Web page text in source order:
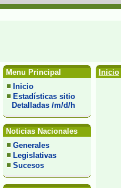
Menu Principal
Inicio
Estadísticas sitio
Detalladas /m/d/h
Noticias Nacionales
Generales
Legislativas
Sucesos
Inicio